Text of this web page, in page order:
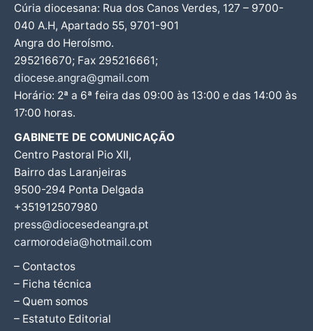
Cúria diocesana: Rua dos Canos Verdes, 127 – 9700-
040 A.H, Apartado 55, 9701-901
Angra do Heroísmo.
295216670; Fax 295216661;
diocese.angra@gmail.com
Horário: 2ª a 6ª feira das 09:00 às 13:00 e das 14:00 às
17:00 horas.
GABINETE DE COMUNICAÇÃO
Centro Pastoral Pio XII,
Bairro das Laranjeiras
9500-294 Ponta Delgada
+351912507980
press@diocesedeangra.pt
carmorodeia@hotmail.com
– Contactos
– Ficha técnica
– Quem somos
– Estatuto Editorial